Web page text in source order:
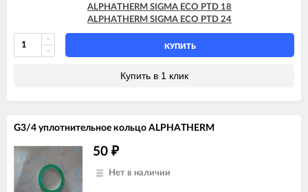
ALPHATHERM SIGMA ECO PTD 18
ALPHATHERM SIGMA ECO PTD 24
КУПИТЬ
Купить в 1 клик
G3/4 уплотнительное кольцо ALPHATHERM
50 ₽
Нет в наличии